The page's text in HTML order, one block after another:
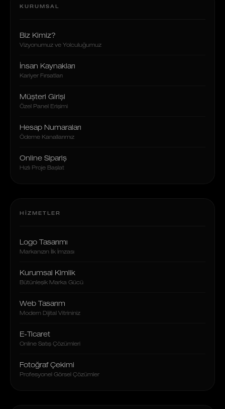
KURUMSAL
Biz Kimiz?
Vizyonumuz ve Yolculuğumuz
İnsan Kaynakları
Kariyer Fırsatları
Müşteri Girişi
Özel Panel Erişimi
Hesap Numaraları
Ödeme Kanallarımız
Online Sipariş
Hızlı Proje Başlat
HIZMETLER
Logo Tasarımı
Markanızın İlk İmzası
Kurumsal Kimlik
Bütünleşik Marka Gücü
Web Tasarım
Modern Dijital Vitrininiz
E-Ticaret
Online Satış Çözümleri
Fotoğraf Çekimi
Profesyonel Görsel Çözümler